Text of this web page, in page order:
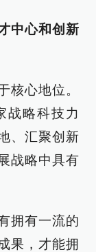
中心和创新
核心地位。
战略科技力
、汇聚创新
战略中具有
拥有一流的
果，才能拥